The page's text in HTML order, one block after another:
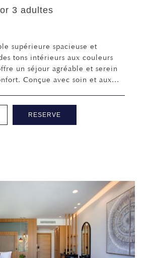
3 adultes
supérieure spacieuse et
tons intérieurs aux couleurs
un séjour agréable et serein
Conçue avec soin et aux...
RESERVE